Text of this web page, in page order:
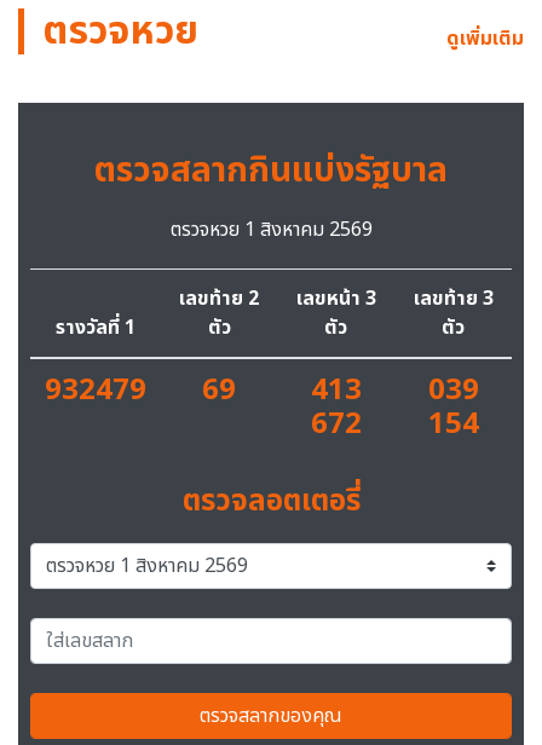
ตรวจหวย ดูเพิ่มเติม
ตรวจสลากกินแบ่งรัฐบาล
ตรวจหวย 1 สิงหาคม 2569
รางวัลที่ 1
เลขท้าย 2
ตัว
เลขหน้า 3
ตัว
เลขท้าย 3
ตัว
932479 69 413
672
039
154
ตรวจลอตเตอรี่
ตรวจสลากของคุณ